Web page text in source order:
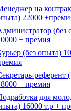
на
22000
(без
+ премия
(без опыта)
референт
+ премия
для
16000 т.р +